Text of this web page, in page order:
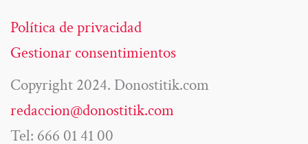
Política de privacidad
Gestionar consentimientos
Copyright 2024. Donostitik.com
redaccion@donostitik.com
Tel: 666 01 41 00